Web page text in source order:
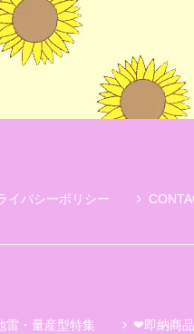
イバシーポリシー
雷・量産型特集 ❤即納商品